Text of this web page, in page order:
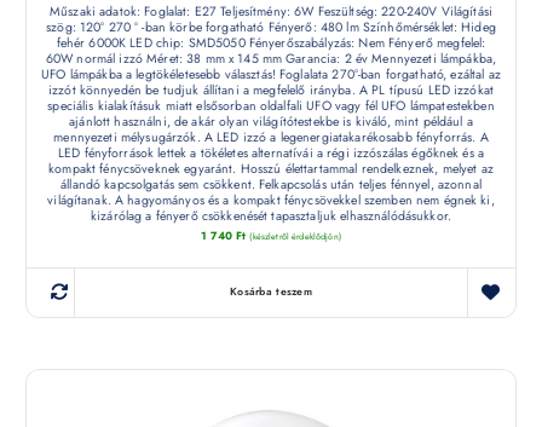
Műszaki adatok: Foglalat: E27 Teljesítmény: 6W Feszültség: 220-240V Világítási
szög: 120° 270 ° -ban körbe forgatható Fényerő: 480 lm Színhőmérséklet: Hideg
fehér 6000K LED chip: SMD5050 Fényerőszabályzás: Nem Fényerő megfelel:
60W normál izzó Méret: 38 mm x 145 mm Garancia: 2 év Mennyezeti lámpákba,
UFO lámpákba a legtökéletesebb választás! Foglalata 270°-ban forgatható, ezáltal az
izzót könnyedén be tudjuk állítani a megfelelő irányba. A PL típusú LED izzókat
speciális kialakításuk miatt elsősorban oldalfali UFO vagy fél UFO lámpatestekben
ajánlott használni, de akár olyan világítótestekbe is kiváló, mint például a
mennyezeti mélysugárzók. A LED izzó a legenergiatakarékosabb fényforrás. A
LED fényforrások lettek a tökéletes alternatívái a régi izzószálas égőknek és a
kompakt fénycsöveknek egyaránt. Hosszú élettartammal rendelkeznek, melyet az
állandó kapcsolgatás sem csökkent. Felkapcsolás után teljes fénnyel, azonnal
világítanak. A hagyományos és a kompakt fénycsövekkel szemben nem égnek ki,
kizárólag a fényerő csökkenését tapasztaljuk elhasználódásukkor.
1 740 Ft (készletről érdeklődjön)
Kosárba teszem